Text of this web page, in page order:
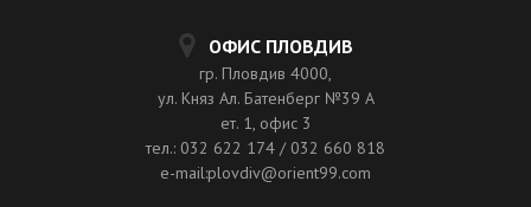
ОФИС ПЛОВДИВ
гр. Пловдив 4000,
ул. Княз Ал. Батенберг №39 A
ет. 1, офис 3
тел.: 032 622 174 / 032 660 818
e-mail:plovdiv@orient99.com